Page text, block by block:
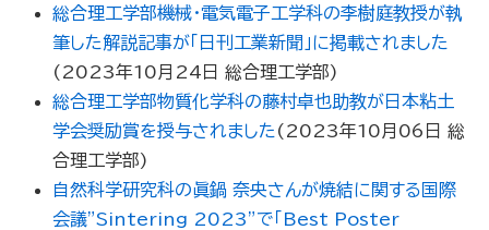
総合理工学部機械・電気電子工学科の李樹庭教授が執
筆した解説記事が「日刊工業新聞」に掲載されました
( 2023年10月24日 総合理工学部)
総合理工学部物質化学科の藤村卓也助教が日本粘土
学会奨励賞を授与されました ( 2023年10月06日 総
合理工学部)
自然科学研究科の眞鍋 奈央さんが焼結に関する国際
会議”Sintering 2023”で「Best Poster